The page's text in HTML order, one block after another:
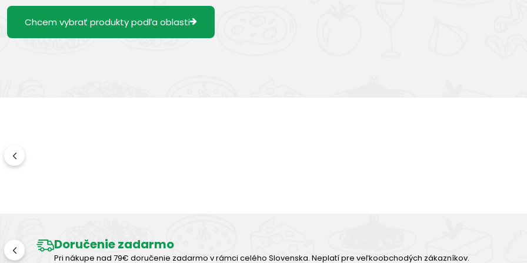
Chcem vybrať produkty podľa oblasti
Doručenie zadarmo
Pri nákupe nad 79€ doručenie zadarmo v rámci celého Slovenska. Neplatí pre veľkoobchodých zákazníkov.